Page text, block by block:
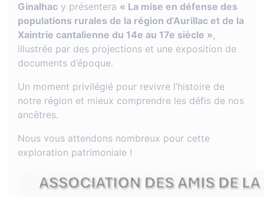
Ginalhac y présentera « La mise en défense des
populations rurales de la région d’Aurillac et de la
Xaintrie cantalienne du 14e au 17e siècle »,
illustrée par des projections et une exposition de
documents d’époque.
Un moment privilégié pour revivre l’histoire de
notre région et mieux comprendre les défis de nos
ancêtres.
Nous vous attendons nombreux pour cette
exploration patrimoniale !